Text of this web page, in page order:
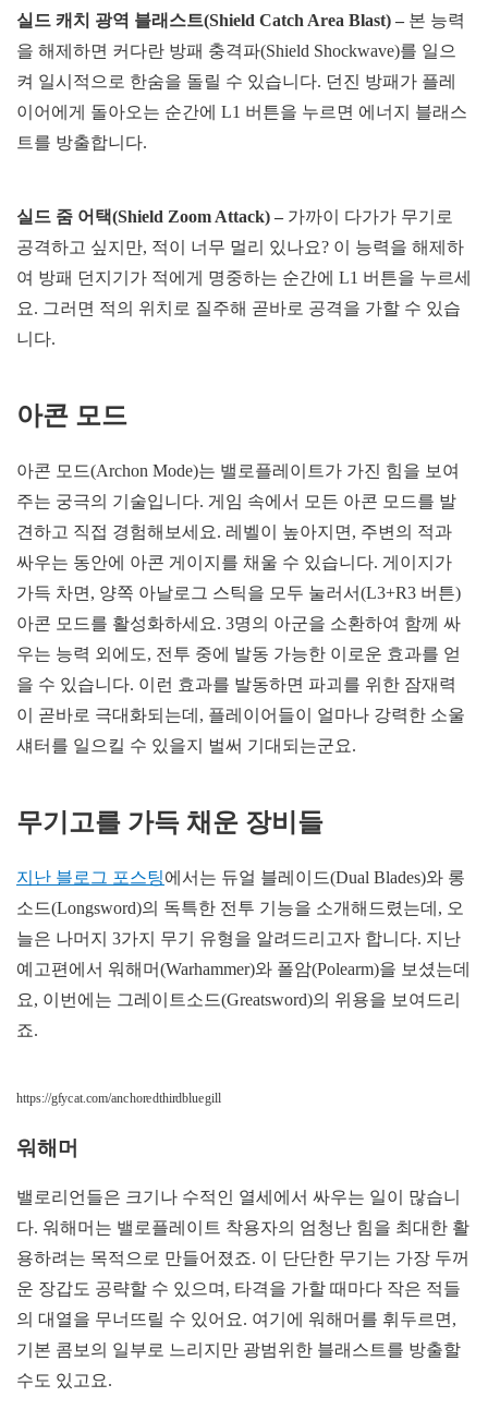
실드 캐치 광역 블래스트(Shield Catch Area Blast) – 본 능력
을 해제하면 커다란 방패 충격파(Shield Shockwave)를 일으
켜 일시적으로 한숨을 돌릴 수 있습니다. 던진 방패가 플레
이어에게 돌아오는 순간에 L1 버튼을 누르면 에너지 블래스
트를 방출합니다.
실드 줌 어택(Shield Zoom Attack) – 가까이 다가가 무기로
공격하고 싶지만, 적이 너무 멀리 있나요? 이 능력을 해제하
여 방패 던지기가 적에게 명중하는 순간에 L1 버튼을 누르세
요. 그러면 적의 위치로 질주해 곧바로 공격을 가할 수 있습
니다.
아콘 모드
아콘 모드(Archon Mode)는 밸로플레이트가 가진 힘을 보여
주는 궁극의 기술입니다. 게임 속에서 모든 아콘 모드를 발
견하고 직접 경험해보세요. 레벨이 높아지면, 주변의 적과
싸우는 동안에 아콘 게이지를 채울 수 있습니다. 게이지가
가득 차면, 양쪽 아날로그 스틱을 모두 눌러서(L3+R3 버튼)
아콘 모드를 활성화하세요. 3명의 아군을 소환하여 함께 싸
우는 능력 외에도, 전투 중에 발동 가능한 이로운 효과를 얻
을 수 있습니다. 이런 효과를 발동하면 파괴를 위한 잠재력
이 곧바로 극대화되는데, 플레이어들이 얼마나 강력한 소울
섀터를 일으킬 수 있을지 벌써 기대되는군요.
무기고를 가득 채운 장비들
지난 블로그 포스팅에서는 듀얼 블레이드(Dual Blades)와 롱
소드(Longsword)의 독특한 전투 기능을 소개해드렸는데, 오
늘은 나머지 3가지 무기 유형을 알려드리고자 합니다. 지난
예고편에서 워해머(Warhammer)와 폴암(Polearm)을 보셨는데
요, 이번에는 그레이트소드(Greatsword)의 위용을 보여드리
죠.
https://gfycat.com/anchoredthirdbluegill
워해머
밸로리언들은 크기나 수적인 열세에서 싸우는 일이 많습니
다. 워해머는 밸로플레이트 착용자의 엄청난 힘을 최대한 활
용하려는 목적으로 만들어졌죠. 이 단단한 무기는 가장 두꺼
운 장갑도 공략할 수 있으며, 타격을 가할 때마다 작은 적들
의 대열을 무너뜨릴 수 있어요. 여기에 워해머를 휘두르면,
기본 콤보의 일부로 느리지만 광범위한 블래스트를 방출할
수도 있고요.